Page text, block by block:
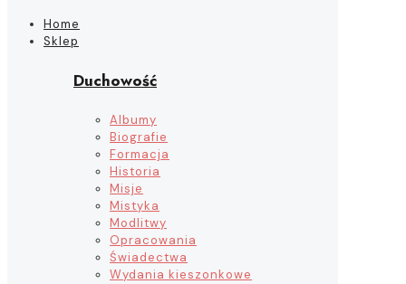
Home
Sklep
Duchowość
Albumy
Biografie
Formacja
Historia
Misje
Mistyka
Modlitwy
Opracowania
Świadectwa
Wydania kieszonkowe